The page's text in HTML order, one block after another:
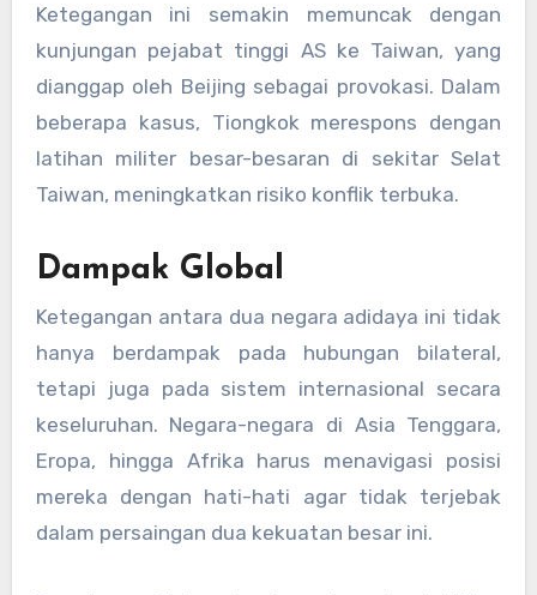
Ketegangan ini semakin memuncak dengan
kunjungan pejabat tinggi AS ke Taiwan, yang
dianggap oleh Beijing sebagai provokasi. Dalam
beberapa kasus, Tiongkok merespons dengan
latihan militer besar-besaran di sekitar Selat
Taiwan, meningkatkan risiko konflik terbuka.
Dampak Global
Ketegangan antara dua negara adidaya ini tidak
hanya berdampak pada hubungan bilateral,
tetapi juga pada sistem internasional secara
keseluruhan. Negara-negara di Asia Tenggara,
Eropa, hingga Afrika harus menavigasi posisi
mereka dengan hati-hati agar tidak terjebak
dalam persaingan dua kekuatan besar ini.